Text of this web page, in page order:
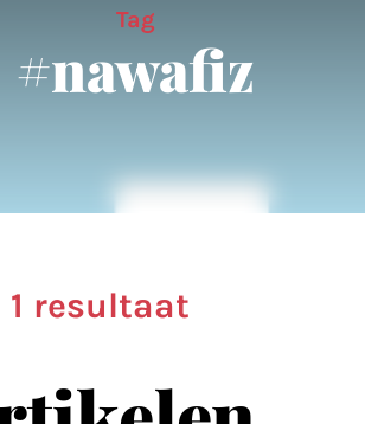
Tag
#nawafiz
1 resultaat